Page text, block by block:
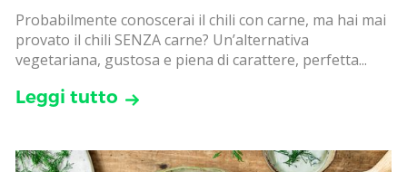
Probabilmente conoscerai il chili con carne, ma hai mai
provato il chili SENZA carne? Un’alternativa
vegetariana, gustosa e piena di carattere, perfetta...
Leggi tutto